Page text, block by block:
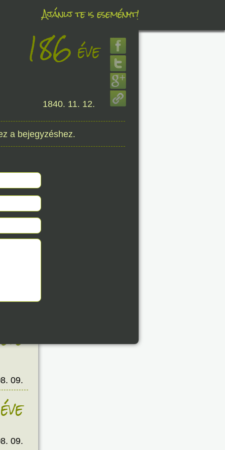
Ajánlj te is eseményt!
09.
09.
éve
09.
186 éve
1840. 11. 12.
a bejegyzéshez.